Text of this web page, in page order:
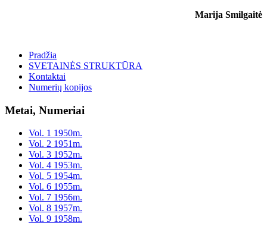
Marija Smilgaitė
Pradžia
SVETAINĖS STRUKTŪRA
Kontaktai
Numerių kopijos
Metai, Numeriai
Vol. 1 1950m.
Vol. 2 1951m.
Vol. 3 1952m.
Vol. 4 1953m.
Vol. 5 1954m.
Vol. 6 1955m.
Vol. 7 1956m.
Vol. 8 1957m.
Vol. 9 1958m.